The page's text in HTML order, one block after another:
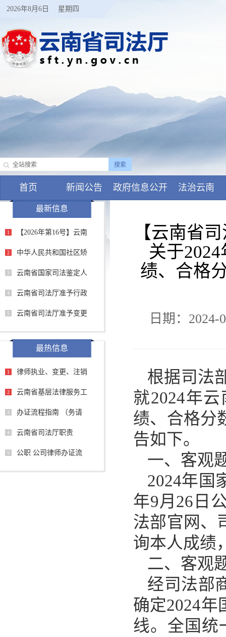
2026年8月6日 星期四
首页 新闻公告 政府信息公开 法治云南
最新信息
1 【2026年第16号】云南
2 中华人民共和国社区矫
3 云南省国家司法鉴定人
4 云南省司法厅准予行政
5 云南省司法厅准予变更
最热信息
1 律师执业、变更、注销
2 云南省基层法律服务工
3 办证流程指南 （务请
4 云南省司法厅职责
5 公职 公司律师办证流
【云南省
关于
绩、合格
日期：2024-
根据司法
就2024年
绩、合格分
告如下。
一、客观
2024年国
年9月26日
法部官网、
询本人成绩
二、客观
经司法部
确定2024年
线。全国统